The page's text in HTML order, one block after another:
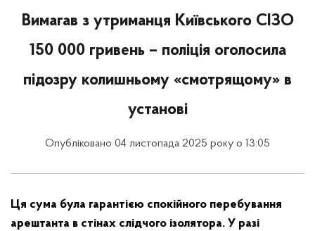
Вимагав з утриманця Київського СІЗО
150 000 гривень – поліція оголосила
підозру колишньому «смотрящому» в
установі
Опубліковано 04 листопада 2025 року о 13:05
Ця сума була гарантією спокійного перебування
арештанта в стінах слідчого ізолятора. У разі